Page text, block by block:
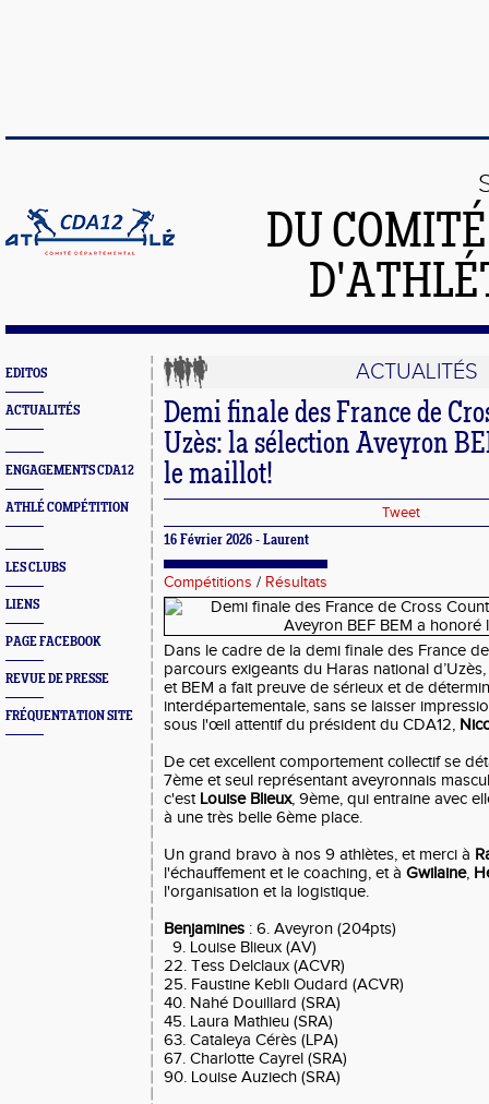
DU
EDITOS
ACTUALITÉS
ENGAGEMENTS CDA12
ATHLÉ COMPÉTITION
LES CLUBS
LIENS
PAGE FACEBOOK
REVUE DE PRESSE
FRÉQUENTATION SITE
ACTUALITÉS
Demi finale des France de
Uzès: la sélection Aveyron
le maillot!
Tweet
16 Février 2026 - Laurent
Compétitions / Résultats
Dans le cadre de la demi finale des France
parcours exigeants du Haras national
et BEM a fait preuve de sérieux et de
interdépartementale, sans se laisser
sous l'œil attentif du président du CDA12,
De cet excellent comportement collectif se
7ème et seul représentant aveyronnais
c'est Louise Blieux, 9ème, qui entraine avec
à une très belle 6ème place.
Un grand bravo à nos 9 athlètes, et merci à
l'échauffement et le coaching, et à Gwilaine,
l'organisation et la logistique.
Benjamines : 6. Aveyron (204pts)
9. Louise Blieux (AV)
22. Tess Delclaux (ACVR)
25. Faustine Kebli Oudard (ACVR)
40. Nahé Douillard (SRA)
45. Laura Mathieu (SRA)
63. Cataleya Cérès (LPA)
67. Charlotte Cayrel (SRA)
90. Louise Auziech (SRA)